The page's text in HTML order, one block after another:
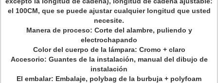
el 100CM, que se puede ajustar cualquier longitud que usted
necesite.
Manera de proceso: Corte del alambre, puliendo y
electrochapando
Color del cuerpo de la lámpara: Cromo + claro
Accesorio: Guantes de la instalación, manual del dibujo de
instalación
El embalar: Embalaje, polybag de la burbuja + polyfoam